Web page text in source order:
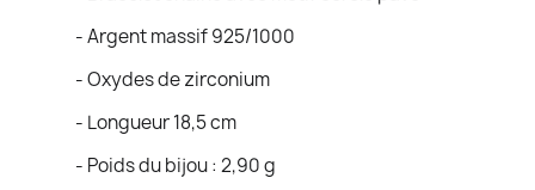
- Argent massif 925/1000
- Oxydes de zirconium
- Longueur 18,5 cm
- Poids du bijou : 2,90 g